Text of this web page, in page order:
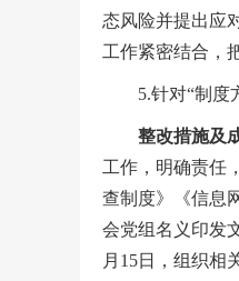
态风险并提出应
工作紧密结合，
5.针对“制度方
整改措施及
工作，明确责任
查制度》《信息
会党组名义印发
月15日，组织相